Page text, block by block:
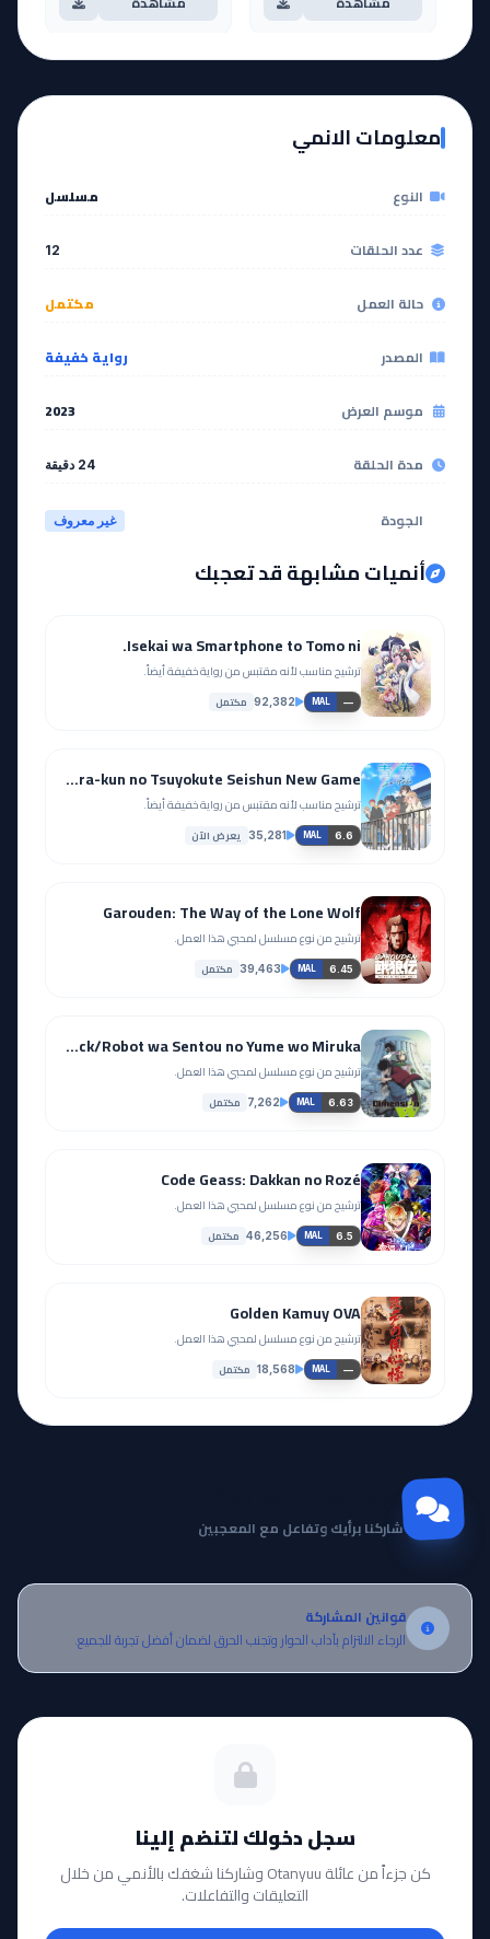
مشاهدة
آخر حلقة 🔥
12
EP
معلومات الانمي
النوع مسلسل
عدد الحلقات 12
حالة العمل مكتمل
المصدر رواية خفيفة
موسم العرض 2023
مدة الحلقة 24 دقيقة
الجودة غير معروف
أنميات مشابهة قد تعجبك
Isekai wa Smartphone to Tomo ni.
ترشيح مناسب لأنه مقتبس من رواية خفيفة أيضاً.
MAL —
92,382 مكتمل
Haibara-kun no Tsuyokute Seishun New Game
ترشيح مناسب لأنه مقتبس من رواية خفيفة أيضاً.
MAL 6.6
35,281 يعرض الآن
Garouden: The Way of the Lone Wolf
ترشيح من نوع مسلسل لمحبي هذا العمل.
MAL 6.45
39,463 مكتمل
Dimension W: Short Track/Robot wa Sentou no Yume wo Miruka
ترشيح من نوع مسلسل لمحبي هذا العمل.
MAL 6.63
7,262 مكتمل
Code Geass: Dakkan no Rozé
ترشيح من نوع مسلسل لمحبي هذا العمل.
MAL 6.5
46,256 مكتمل
Golden Kamuy OVA
ترشيح من نوع مسلسل لمحبي هذا العمل.
MAL —
18,568 مكتمل
مجتمع Otanyuu
شاركنا برأيك وتفاعل مع المعجبين
قوانين المشاركة
الرجاء الالتزام بآداب الحوار وتجنب الحرق لضمان أفضل تجربة للجميع.
سجل دخولك لتنضم إلينا
كن جزءاً من عائلة Otanyuu وشاركنا شغفك بالأنمي من خلال
التعليقات والتفاعلات.